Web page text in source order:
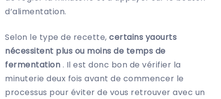
d’alimentation.
Selon le type de recette, certains yaourts
nécessitent plus ou moins de temps de
fermentation . Il est donc bon de vérifier la
minuterie deux fois avant de commencer le
processus pour éviter de vous retrouver avec un